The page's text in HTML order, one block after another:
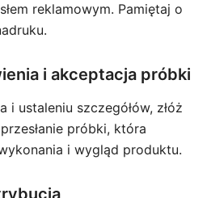
reklamowym. Pamiętaj o
i akceptacja próbki
i ustaleniu szczegółów, złóż
próbki, która
i wygląd produktu.